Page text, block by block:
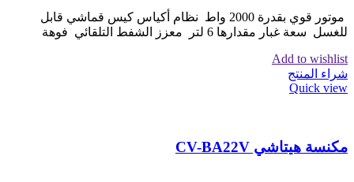
موتور قوي بقدرة 2000 واط نظام أكياس كيس قماشي قابل
للغسل سعة غبار مقدارها 6 لتر معزز الشفط التلقائي فوهة
Add to wishlist
شراء المنتج
Quick view
مكنسة هيتاشي CV-BA22V